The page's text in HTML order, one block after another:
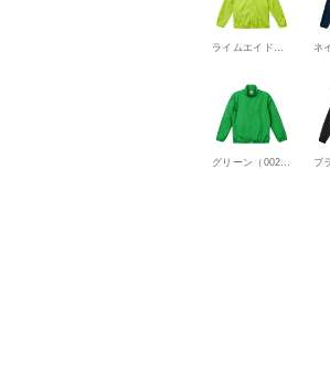
ライムエイド（0177）
グリーン（0029）